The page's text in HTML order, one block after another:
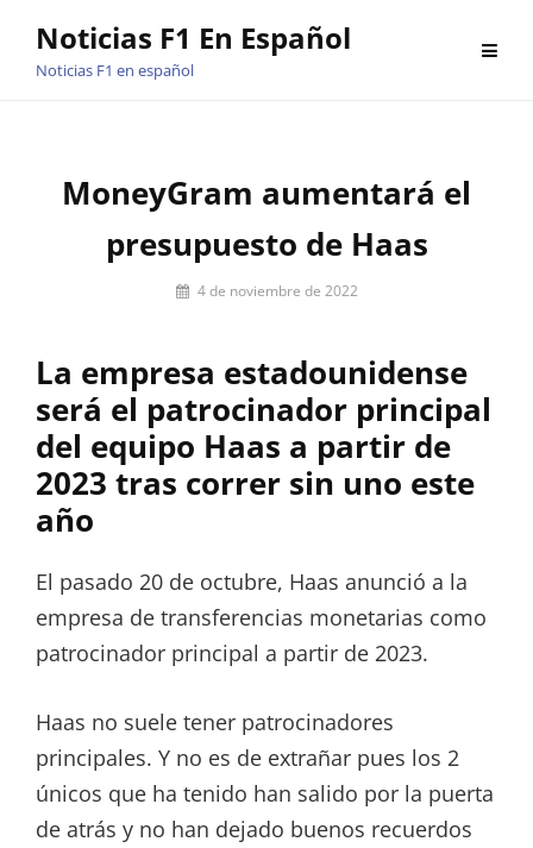
Noticias F1 En Español
Noticias F1 en español
MoneyGram aumentará el
presupuesto de Haas
Por
Paquet
4 de noviembre de 2022
La empresa estadounidense
será el patrocinador principal
del equipo Haas a partir de
2023 tras correr sin uno este
año
El pasado 20 de octubre, Haas anunció a la
empresa de transferencias monetarias como
patrocinador principal a partir de 2023.
Haas no suele tener patrocinadores
principales. Y no es de extrañar pues los 2
únicos que ha tenido han salido por la puerta
de atrás y no han dejado buenos recuerdos